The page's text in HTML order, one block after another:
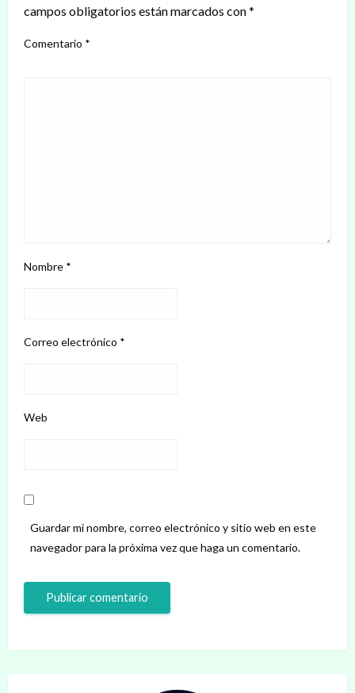
campos obligatorios están marcados con*
Comentario *
Nombre *
Correo electrónico *
Web
Guardar mi nombre, correo electrónico y sitio web en este
navegador para la próxima vez que haga un comentario.